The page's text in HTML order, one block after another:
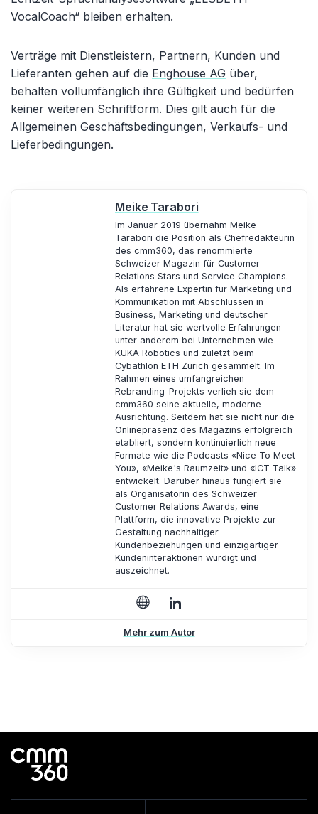
VocalCoach“ bleiben erhalten.
Verträge mit Dienstleistern, Partnern, Kunden und
Lieferanten gehen auf die Enghouse AG über,
behalten vollumfänglich ihre Gültigkeit und bedürfen
keiner weiteren Schriftform. Dies gilt auch für die
Allgemeinen Geschäftsbedingungen, Verkaufs- und
Lieferbedingungen.
Meike Tarabori
Im Januar 2019 übernahm Meike
Tarabori die Position als Chefredakteurin
des cmm360, das renommierte
Schweizer Magazin für Customer
Relations Stars und Service Champions.
Als erfahrene Expertin für Marketing und
Kommunikation mit Abschlüssen in
Business, Marketing und deutscher
Literatur hat sie wertvolle Erfahrungen
unter anderem bei Unternehmen wie
KUKA Robotics und zuletzt beim
Cybathlon ETH Zürich gesammelt. Im
Rahmen eines umfangreichen
Rebranding-Projekts verlieh sie dem
cmm360 seine aktuelle, moderne
Ausrichtung. Seitdem hat sie nicht nur die
Onlinepräsenz des Magazins erfolgreich
etabliert, sondern kontinuierlich neue
Formate wie die Podcasts «Nice To Meet
You», «Meike's Raumzeit» und «ICT Talk»
entwickelt. Darüber hinaus fungiert sie
als Organisatorin des Schweizer
Customer Relations Awards, eine
Plattform, die innovative Projekte zur
Gestaltung nachhaltiger
Kundenbeziehungen und einzigartiger
Kundeninteraktionen würdigt und
auszeichnet.
Mehr zum Autor